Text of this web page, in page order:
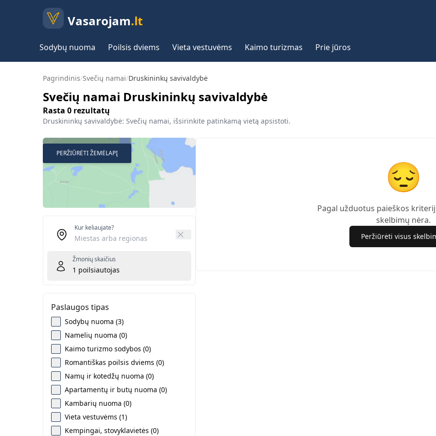
Vasarojam.lt
Sodybų nuoma Poilsis dviems Vieta vestuvėms Kaimo turizmas Prie jūros
Pagrindinis/Svečių namai/Druskininkų savivaldybė
Svečių namai Druskininkų savivaldybė
Rasta 0 rezultatų
Druskininkų savivaldybė: Svečių namai, išsirinkite patinkamą vietą apsistoti.
PERŽIŪRĖTI ŽEMĖLAPĮ
Kur keliaujate?
Žmonių skaičius
1 poilsiautojas
Paslaugos tipas
Sodybų nuoma (3)
Namelių nuoma (0)
Kaimo turizmo sodybos (0)
Romantiškas poilsis dviems (0)
Namų ir kotedžų nuoma (0)
Apartamentų ir butų nuoma (0)
Kambarių nuoma (0)
Vieta vestuvėms (1)
Kempingai, stovyklavietės (0)
😔
Pagal užduotus paieškos
skelbimų nėra.
Peržiūrėti visus